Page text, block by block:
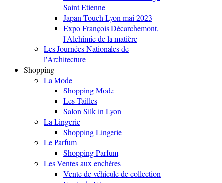
Saint Etienne
Japan Touch Lyon mai 2023
Expo François Décarchemont,
l'Alchimie de la matière
Les Journées Nationales de
l'Architecture
Shopping
La Mode
Shopping Mode
Les Tailles
Salon Silk in Lyon
La Lingerie
Shopping Lingerie
Le Parfum
Shopping Parfum
Les Ventes aux enchères
Vente de véhicule de collection